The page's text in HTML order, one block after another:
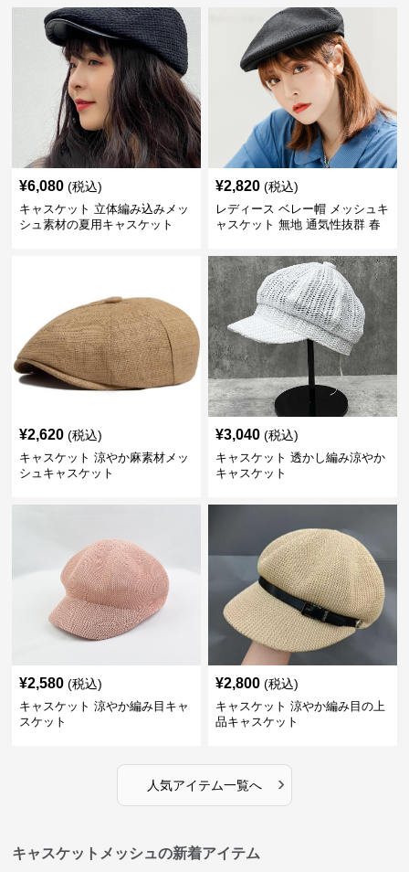
¥6,080 (税込)
キャスケット 立体編み込みメッ
シュ素材の夏用キャスケット
¥2,820 (税込)
レディース ベレー帽 メッシュキ
ャスケット 無地 通気性抜群 春
¥2,620 (税込)
キャスケット 涼やか麻素材メッ
シュキャスケット
¥3,040 (税込)
キャスケット 透かし編み涼やか
キャスケット
¥2,580 (税込)
キャスケット 涼やか編み目キャ
スケット
¥2,800 (税込)
キャスケット 涼やか編み目の上
品キャスケット
人気アイテム一覧へ ›
キャスケットメッシュの新着アイテム